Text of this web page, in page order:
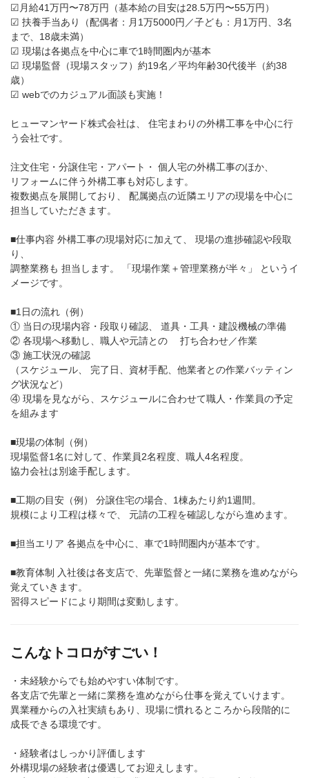
☑月給41万円〜78万円（基本給の目安は28.5万円〜55万円）
☑ 扶養手当あり（配偶者：月1万5000円／子ども：月1万円、3名
まで、18歳未満）
☑ 現場は各拠点を中心に車で1時間圏内が基本
☑ 現場監督（現場スタッフ）約19名／平均年齢30代後半（約38
歳）
☑ webでのカジュアル面談も実施！
ヒューマンヤード株式会社は、 住宅まわりの外構工事を中心に行
う会社です。
注文住宅・分譲住宅・アパート・ 個人宅の外構工事のほか、
リフォームに伴う外構工事も対応します。
複数拠点を展開しており、 配属拠点の近隣エリアの現場を中心に
担当していただきます。
■仕事内容 外構工事の現場対応に加えて、 現場の進捗確認や段取
り、
調整業務も 担当します。 「現場作業＋管理業務が半々」 というイ
メージです。
■1日の流れ（例）
① 当日の現場内容・段取り確認、 道具・工具・建設機械の準備
② 各現場へ移動し、職人や元請との 打ち合わせ／作業
③ 施工状況の確認
（スケジュール、 完了日、資材手配、他業者との作業バッティン
グ状況など）
④ 現場を見ながら、スケジュールに合わせて職人・作業員の予定
を組みます
■現場の体制（例）
現場監督1名に対して、作業員2名程度、職人4名程度。
協力会社は別途手配します。
■工期の目安（例） 分譲住宅の場合、1棟あたり約1週間。
規模により工程は様々で、 元請の工程を確認しながら進めます。
■担当エリア 各拠点を中心に、車で1時間圏内が基本です。
■教育体制 入社後は各支店で、先輩監督と一緒に業務を進めながら
覚えていきます。
習得スピードにより期間は変動します。
こんなトコロがすごい！
・未経験からでも始めやすい体制です。
各支店で先輩と一緒に業務を進めながら仕事を覚えていけます。
異業種からの入社実績もあり、現場に慣れるところから段階的に
成長できる環境です。
・経験者はしっかり評価します
外構現場の経験者は優遇してお迎えします。